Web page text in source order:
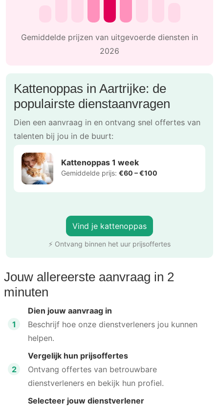
Gemiddelde prijzen van uitgevoerde diensten in
2026
Kattenoppas in Aartrijke: de
populairste dienstaanvragen
Dien een aanvraag in en ontvang snel offertes van
talenten bij jou in de buurt:
Kattenoppas 1 week
Gemiddelde prijs: €60 – €100
Vind je kattenoppas
⚡ Ontvang binnen het uur prijsoffertes
Jouw allereerste aanvraag in 2
minuten
1
Dien jouw aanvraag in
Beschrijf hoe onze dienstverleners jou kunnen
helpen.
2
Vergelijk hun prijsoffertes
Ontvang offertes van betrouwbare
dienstverleners en bekijk hun profiel.
Selecteer jouw dienstverlener